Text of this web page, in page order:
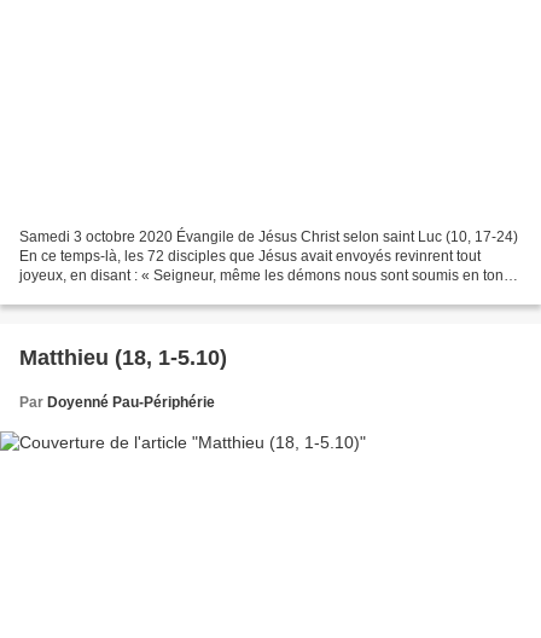
Samedi 3 octobre 2020 Évangile de Jésus Christ selon saint Luc (10, 17-24)
En ce temps-là, les 72 disciples que Jésus avait envoyés revinrent tout
joyeux, en disant : « Seigneur, même les démons nous sont soumis en ton
Matthieu (18, 1-5.10)
Par Doyenné Pau-Périphérie